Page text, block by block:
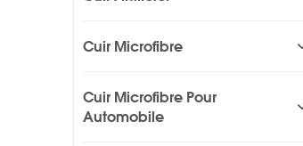
Cuir Microfibre
Cuir Microfibre Pour
Automobile